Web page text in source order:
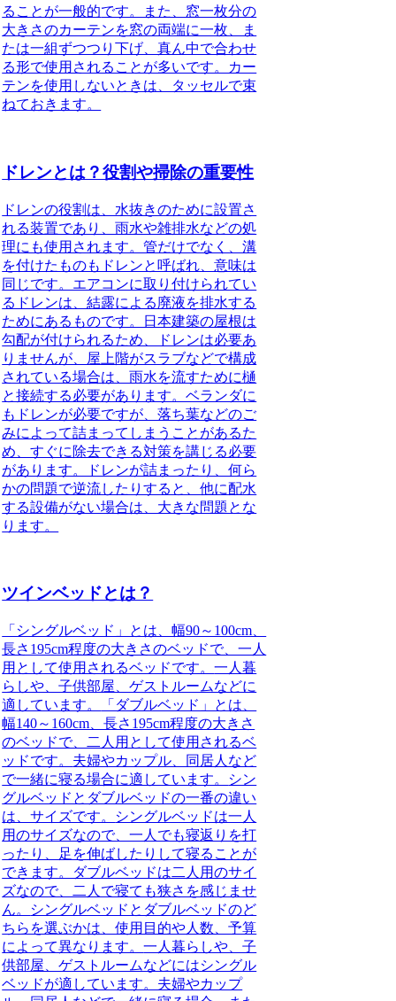
ることが一般的です。また、窓一枚分の
大きさのカーテンを窓の両端に一枚、ま
たは一組ずつつり下げ、真ん中で合わせ
る形で使用されることが多いです。カー
テンを使用しないときは、タッセルで束
ねておきます。
ドレンとは？役割や掃除の重要性
ドレンの役割 は、水抜きのために設置さ
れる装置であり、雨水や雑排水などの処
理にも使用されます。管だけでなく、溝
を付けたものもドレンと呼ばれ、意味は
同じです。エアコンに取り付けられてい
るドレンは、結露による廃液を排水する
ためにあるものです。日本建築の屋根は
勾配が付けられるため、ドレンは必要あ
りませんが、屋上階がスラブなどで構成
されている場合は、雨水を流すために樋
と接続する必要があります。ベランダに
もドレンが必要ですが、落ち葉などのご
みによって詰まってしまうことがあるた
め、すぐに除去できる対策を講じる必要
があります。ドレンが詰まったり、何ら
かの問題で逆流したりすると、他に配水
する設備がない場合は、大きな問題とな
ります。
ツインベッドとは？
「シングルベッド」とは、幅90～100cm、
長さ195cm程度の大きさのベッドで、一人
用として使用されるベッドです。一人暮
らしや、子供部屋、ゲストルームなどに
適しています。
「ダブルベッド」とは、
幅140～160cm、長さ195cm程度の大きさ
のベッドで、二人用として使用されるベ
ッドです。 夫婦やカップル、同居人など
で一緒に寝る場合に適しています。
シン
グルベッドとダブルベッドの一番の違い
は、サイズです。
シングルベッドは一人
用のサイズなので、一人でも寝返りを打
ったり、足を伸ばしたりして寝ることが
できます。ダブルベッドは二人用のサイ
ズなので、二人で寝ても狭さを感じませ
ん。
シングルベッドとダブルベッドのど
ちらを選ぶかは、使用目的や人数、予算
によって異なります。一人暮らしや、子
供部屋、ゲストルームなどにはシングル
ベッドが適しています。夫婦やカップ